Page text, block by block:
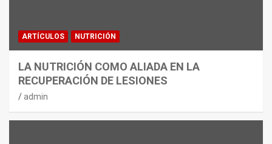
ARTÍCULOS NUTRICIÓN
LA NUTRICIÓN COMO ALIADA EN LA
RECUPERACIÓN DE LESIONES
admin